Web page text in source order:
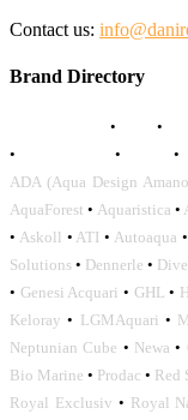
Contact us:
Brand Directory
• •
•
• •
ADA (Aqua Design
AquaForest • Aquaristica •
• Askoll • ATI • Autoaqua •
Solutions • Dennerle •
• Genesi Acquari • GHL •
Keloray • LGMAquari •
Neptunian Cube • Newa •
Bio Marine • Prodac • Red
Royal Exclusiv • Royal